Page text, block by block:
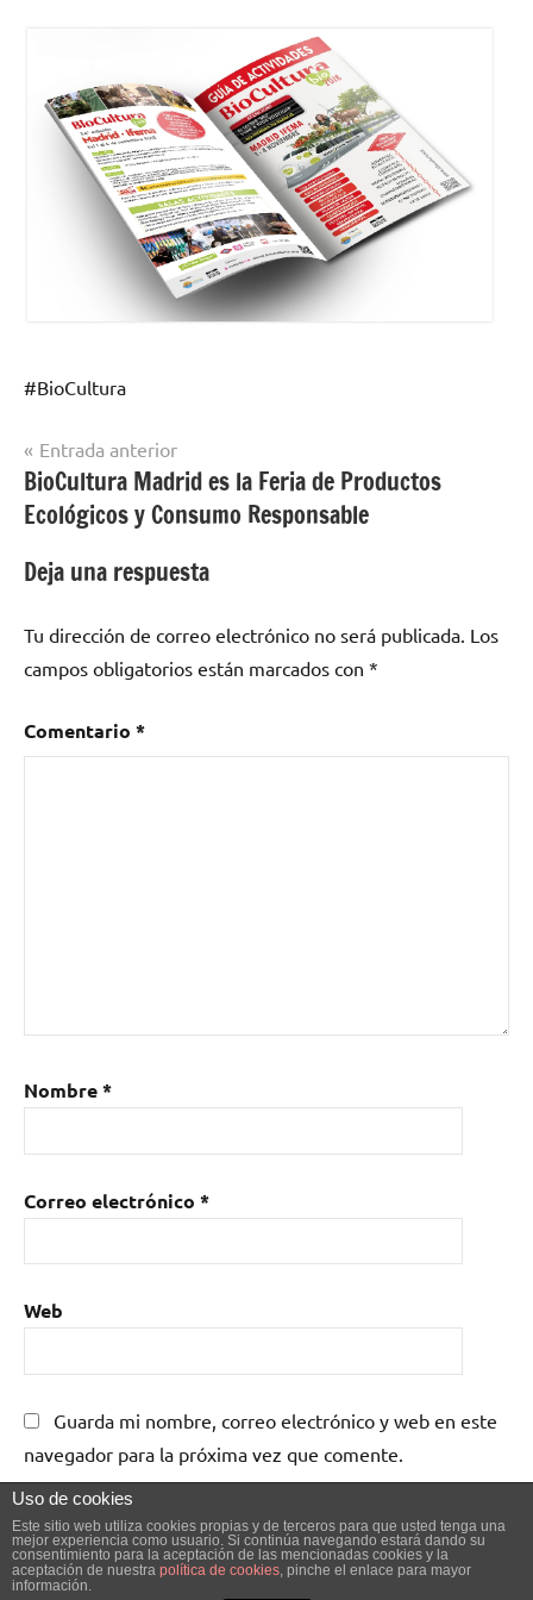
#BioCultura
Navegación
de
entradas
Entrada anterior
BioCultura Madrid es la Feria de Productos
Ecológicos y Consumo Responsable
Deja una respuesta
Tu dirección de correo electrónico no será publicada. Los
campos obligatorios están marcados con *
Comentario *
Nombre*
Correo electrónico *
Web
Guarda mi nombre, correo electrónico y web en este
navegador para la próxima vez que comente.
Uso de cookies
Este sitio web utiliza cookies propias y de terceros para que usted tenga una
mejor experiencia como usuario. Si continúa navegando estará dando su
consentimiento para la aceptación de las mencionadas cookies y la
aceptación de nuestra política de cookies, pinche el enlace para mayor
información.